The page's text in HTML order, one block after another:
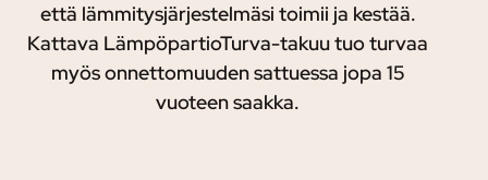
että lämmitysjärjestelmäsi toimii ja kestää.
Kattava LämpöpartioTurva-takuu tuo turvaa
myös onnettomuuden sattuessa jopa 15
vuoteen saakka.